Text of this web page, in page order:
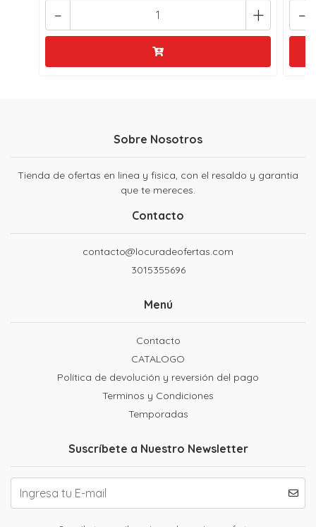
+
- -
Sobre Nosotros
Tienda de ofertas en linea y fisica, con el resaldo y garantia
que te mereces.
Contacto
contacto@locuradeofertas.com
3015355696
Menú
Contacto
CATALOGO
Política de devolución y reversión del pago
Terminos y Condiciones
Temporadas
Suscríbete a Nuestro Newsletter